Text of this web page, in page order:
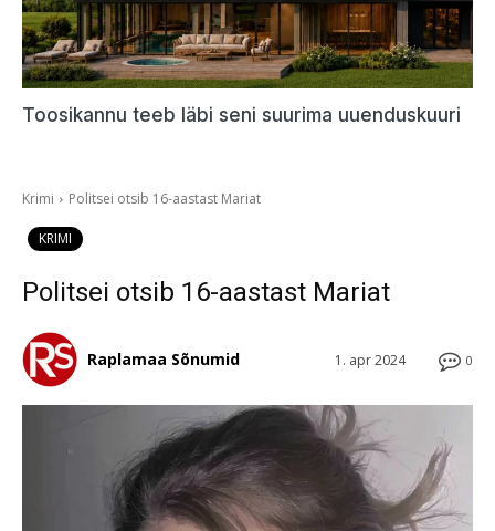
Toosikannu teeb läbi seni suurima uuenduskuuri